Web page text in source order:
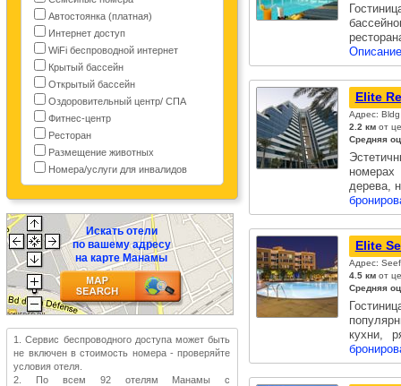
Автостоянка (платная)
Интернет доступ
WiFi беспроводной интернет
Крытый бассейн
Открытый бассейн
Оздоровительный центр/ СПА
Фитнес-центр
Ресторан
Размещение животных
Номера/услуги для инвалидов
Искать отели
по вашему адресу
на карте Манамы
1. Сервис беспроводного доступа может быть
не включен в стоимость номера - проверяйте
условия отеля.
2. По всем 92 отелям Манамы с
Elite
Адрес:
2.2 кмот
Средняя
дерева,
Elite
Адрес:
4.5 кмот
Средняя
кухни,